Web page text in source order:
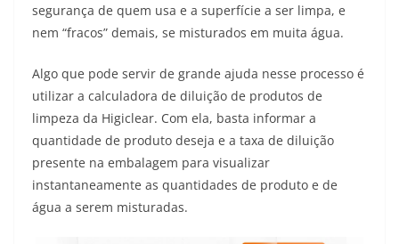
segurança de quem usa e a superfície a ser limpa, e
nem “fracos” demais, se misturados em muita água.
Algo que pode servir de grande ajuda nesse processo é
utilizar a calculadora de diluição de produtos de
limpeza da Higiclear. Com ela, basta informar a
quantidade de produto deseja e a taxa de diluição
presente na embalagem para visualizar
instantaneamente as quantidades de produto e de
água a serem misturadas.